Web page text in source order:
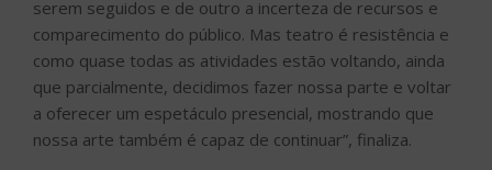
serem seguidos e de outro a incerteza de recursos e
comparecimento do público. Mas teatro é resistência e
como quase todas as atividades estão voltando, ainda
que parcialmente, decidimos fazer nossa parte e voltar
a oferecer um espetáculo presencial, mostrando que
nossa arte também é capaz de continuar”, finaliza.